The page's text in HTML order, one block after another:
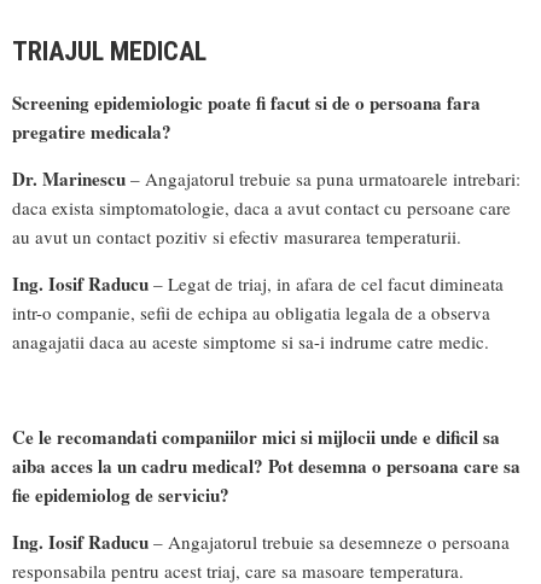
TRIAJUL MEDICAL
Screening epidemiologic poate fi facut si de o persoana fara
pregatire medicala?
Dr. Marinescu – Angajatorul trebuie sa puna urmatoarele intrebari:
daca exista simptomatologie, daca a avut contact cu persoane care
au avut un contact pozitiv si efectiv masurarea temperaturii.
Ing. Iosif Raducu – Legat de triaj, in afara de cel facut dimineata
intr-o companie, sefii de echipa au obligatia legala de a observa
anagajatii daca au aceste simptome si sa-i indrume catre medic.
Ce le recomandati companiilor mici si mijlocii unde e dificil sa
aiba acces la un cadru medical? Pot desemna o persoana care sa
fie epidemiolog de serviciu?
Ing. Iosif Raducu – Angajatorul trebuie sa desemneze o persoana
responsabila pentru acest triaj, care sa masoare temperatura.